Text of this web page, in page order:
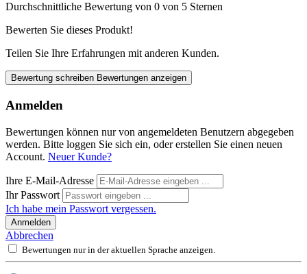
Durchschnittliche Bewertung von 0 von 5 Sternen
Bewerten Sie dieses Produkt!
Teilen Sie Ihre Erfahrungen mit anderen Kunden.
Bewertung schreiben Bewertungen anzeigen
Anmelden
Bewertungen können nur von angemeldeten Benutzern abgegeben
werden. Bitte loggen Sie sich ein, oder erstellen Sie einen neuen
Account. Neuer Kunde?
Ihre E-Mail-Adresse
Ihr Passwort
Ich habe mein Passwort vergessen.
Anmelden
Abbrechen
Bewertungen nur in der aktuellen Sprache anzeigen.